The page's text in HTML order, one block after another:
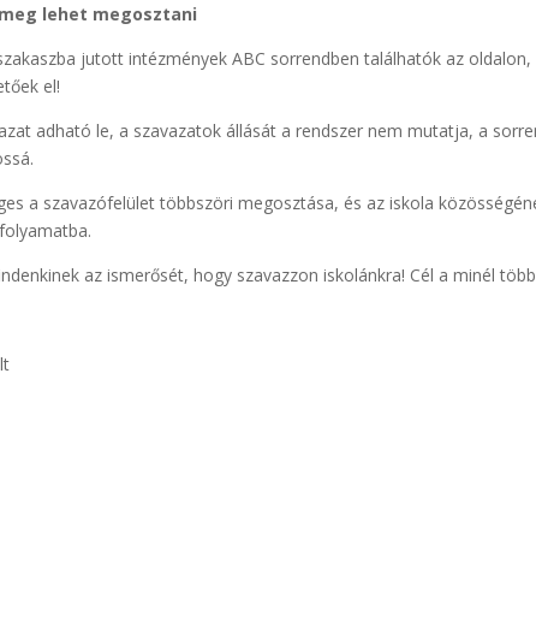
lehet megosztani
jutott intézmények ABC sorrendben találhatók az
el!
adható le, a szavazatok állását a rendszer nem mutatja, a
a szavazófelület többszöri megosztása, és az iskola
az ismerősét, hogy szavazzon iskolánkra! Cél a minél